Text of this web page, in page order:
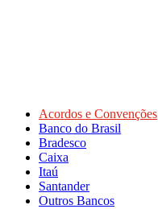
Acordos e Convenções
Banco do Brasil
Bradesco
Caixa
Itaú
Santander
Outros Bancos